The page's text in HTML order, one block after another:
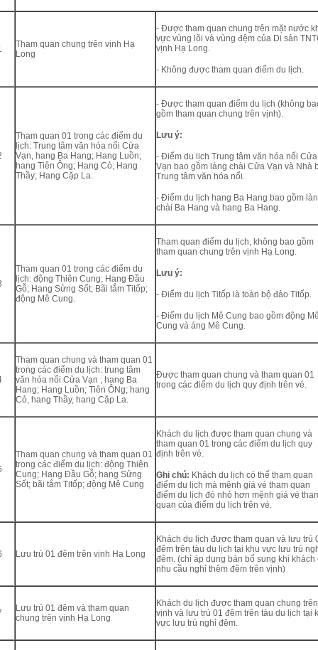
Tham quan chung trên vịnh Hạ
Long
- Được tham quan chung trên mặt nước
vực vùng lõi và vùng đệm của Di sản
vịnh Hạ Long.
- Không được tham quan điểm du lịch.
Tham quan 01 trong các điểm du
lịch: Trung tâm văn hóa nổi Cửa
Vạn, hang Ba Hang; Hang Luồn;
hang Tiên Ông; Hang Cỏ; Hang
Thầy; Hang Cặp La.
- Được tham quan điểm du lịch (không
gồm tham quan chung trên vịnh).
Lưu ý:
- Điểm du lịch Trung tâm văn hóa nổi Cửa
Vạn bao gồm làng chài Cửa Vạn và Nhà
Trung tâm văn hóa nổi.
- Điểm du lịch hang Ba Hang bao gồm
chài Ba Hang và hang Ba Hang.
Tham quan 01 trong các điểm du
lịch: động Thiên Cung; Hang Đầu
Gỗ; Hang Sửng Sốt; Bãi tắm Titốp;
động Mê Cung.
Tham quan điểm du lịch, không bao gồm
tham quan chung trên vịnh Hạ Long.
Lưu ý:
- Điểm du lịch Titốp là toàn bộ đảo Titốp.
- Điểm du lịch Mê Cung bao gồm động
Cung và áng Mê Cung.
Tham quan chung và tham quan 01
trong các điểm du lịch: trung tâm
văn hóa nổi Cửa Vạn ; hang Ba
Hang; Hang Luồn; Tiên ÔNg; hang
Cỏ, hang Thầy, hang Cặp La.
Được tham quan chung và tham quan 01
trong các điểm du lịch quy định trên vé.
Tham quan chung và tham quan 01
trong các điểm du lịch: động Thiên
Cung; Hang Đầu Gỗ; hang Sửng
Sốt; bãi tắm Titốp; động Mê Cung
Khách du lịch được tham quan chung và
tham quan 01 trong các điểm du lịch quy
định trên vé.
Ghi chú: Khách du lịch có thể tham quan
điểm du lịch mà mệnh giá vé tham quan
điểm du lịch đó nhỏ hơn mệnh giá vé
quan của điểm du lịch trên vé.
Lưu trú 01 đêm trên vịnh Hạ Long
Khách du lịch được tham quan và lưu trú
đêm trên tàu du lịch tại khu vực lưu trú
đêm. (chỉ áp dụng bán bổ sung khi khách
nhu cầu nghỉ thêm đêm trên vịnh)
Lưu trú 01 đêm và tham quan
chung trên vịnh Hạ Long
Khách du lịch được tham quan chung trên
vịnh và lưu trú 01 đêm trên tàu du lịch tại
vực lưu trú nghỉ đêm.